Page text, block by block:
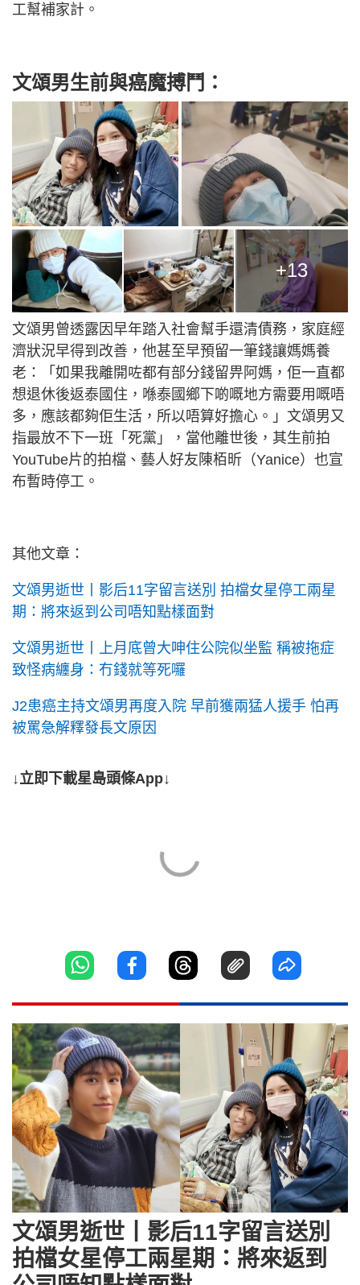
工幫補家計。
文頌男生前與癌魔搏鬥：
+13
文頌男曾透露因早年踏入社會幫手還清債務，家庭經
濟狀況早得到改善，他甚至早預留一筆錢讓媽媽養
老：「如果我離開咗都有部分錢留畀阿媽，佢一直都
想退休後返泰國住，喺泰國鄉下啲嘅地方需要用嘅唔
多，應該都夠佢生活，所以唔算好擔心。」文頌男又
指最放不下一班「死黨」，當他離世後，其生前拍
YouTube片的拍檔、藝人好友陳栢昕（Yanice）也宣
布暫時停工。
其他文章：
文頌男逝世丨影后11字留言送別 拍檔女星停工兩星
期：將來返到公司唔知點樣面對
文頌男逝世丨上月底曾大呻住公院似坐監 稱被拖症
致怪病纏身：冇錢就等死囉
J2患癌主持文頌男再度入院 早前獲兩猛人援手 怕再
被罵急解釋發長文原因
↓立即下載星島頭條App↓
文頌男逝世丨影后11字留言送別
拍檔女星停工兩星期：將來返到